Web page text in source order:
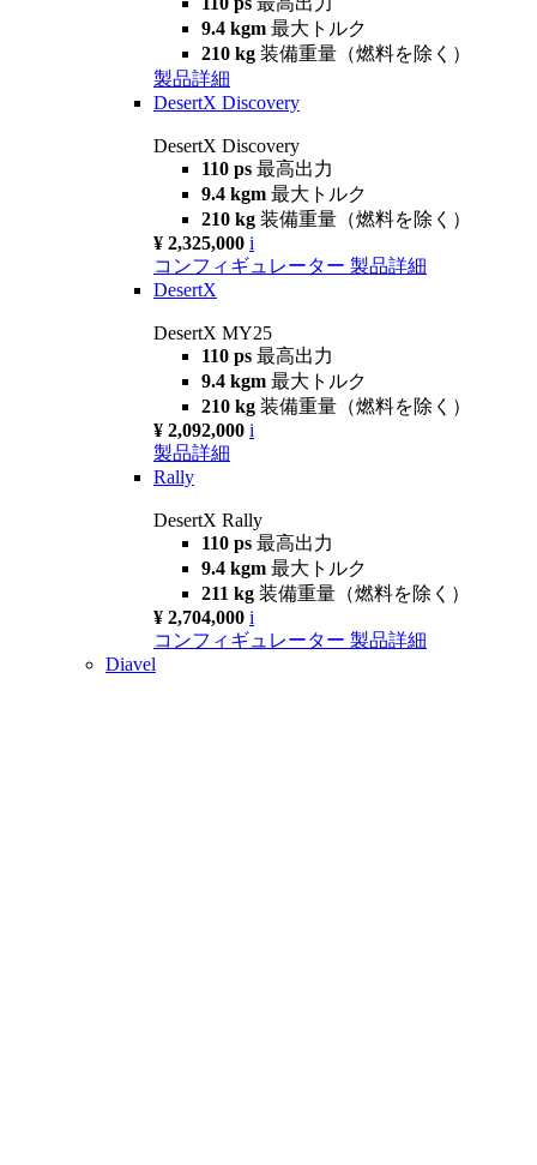
9.4 kgm 最大トルク
210 kg 装備重量（燃料を除く）
製品詳細
DesertX Discovery
DesertX Discovery
110 ps 最高出力
9.4 kgm 最大トルク
210 kg 装備重量（燃料を除く）
¥ 2,325,000 i
コンフィギュレーター 製品詳細
DesertX
DesertX MY25
110 ps 最高出力
9.4 kgm 最大トルク
210 kg 装備重量（燃料を除く）
¥ 2,092,000 i
製品詳細
Rally
DesertX Rally
110 ps 最高出力
9.4 kgm 最大トルク
211 kg 装備重量（燃料を除く）
¥ 2,704,000 i
コンフィギュレーター 製品詳細
Diavel